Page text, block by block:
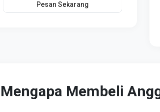
Pesan Sekarang
Mengapa Membeli